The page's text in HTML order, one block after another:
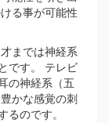
る事が可能性
までは神経系
です。 テレビ
の神経系（五
かな感覚の刺
のです。